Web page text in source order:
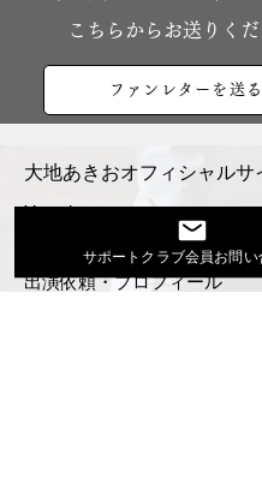
こちらからお送りくだ
ファンレターを送る
大地あきおオフィシャルサ
Youtube
出演依頼・プロフィール
サポートクラブ会員お問い